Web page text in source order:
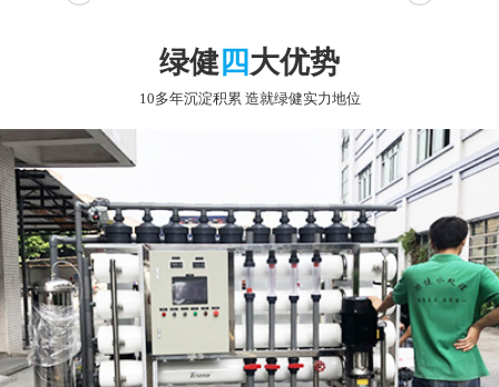
绿健 四大优势
10多年沉淀积累 造就绿健实力地位